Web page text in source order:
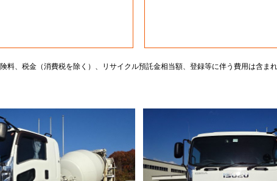
料、税金（消費税を除く）、リサイクル預託金相当額、登録等に伴う費用は含まれ